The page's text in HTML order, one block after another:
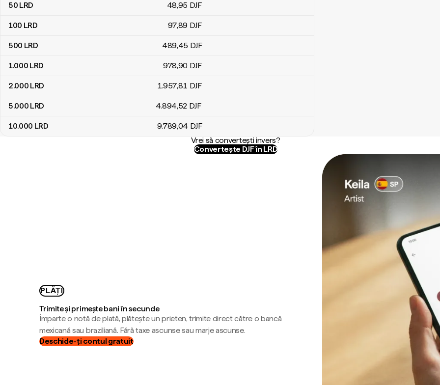
50 LRD 48,95 DJF
100 LRD 97,89 DJF
500 LRD 489,45 DJF
1.000 LRD 978,90 DJF
2.000 LRD 1.957,81 DJF
5.000 LRD 4.894,52 DJF
10.000 LRD 9.789,04 DJF
Vrei să convertești invers?
Convertește DJF în LRD
PLĂȚI
Trimite și primește bani în secunde
Împarte o notă de plată, plătește un prieten, trimite direct către o bancă
mexicană sau braziliană. Fără taxe ascunse sau marje ascunse.
Deschide-ți contul gratuit